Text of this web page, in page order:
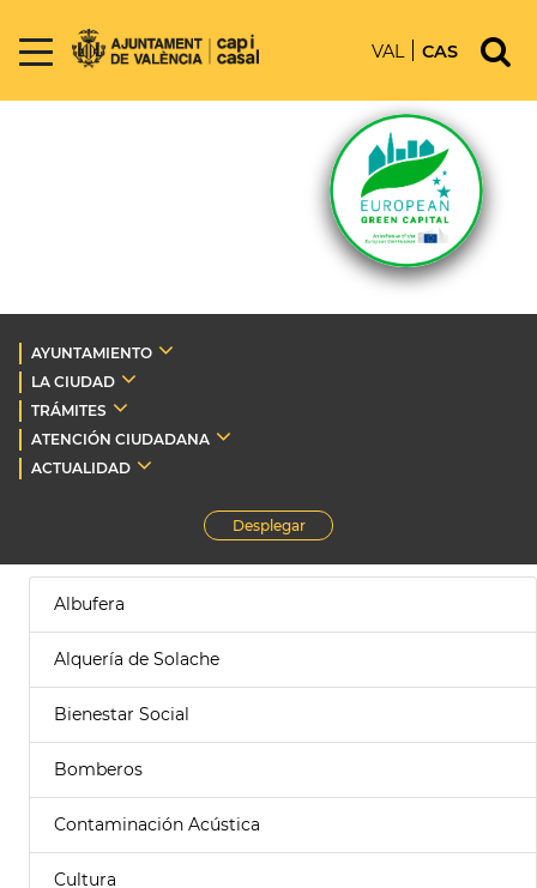
VAL CAS
AYUNTAMIENTO
LA CIUDAD
TRÁMITES
ATENCIÓN CIUDADANA
ACTUALIDAD
Desplegar
Albufera
Alquería de Solache
Bienestar Social
Bomberos
Contaminación Acústica
Cultura